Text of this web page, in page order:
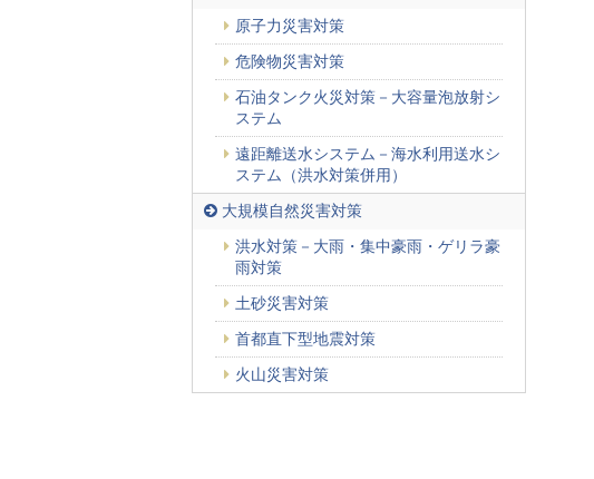
原子力災害対策
危険物災害対策
石油タンク火災対策－大容量泡放射シ
ステム
遠距離送水システム－海水利用送水シ
ステム（洪水対策併用）
大規模自然災害対策
洪水対策－大雨・集中豪雨・ゲリラ豪
雨対策
土砂災害対策
首都直下型地震対策
火山災害対策